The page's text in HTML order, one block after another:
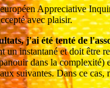
Appreciative
avec plaisir.
j'ai été tenté de
instantané et doit être
dans la
suivantes. Dans ce